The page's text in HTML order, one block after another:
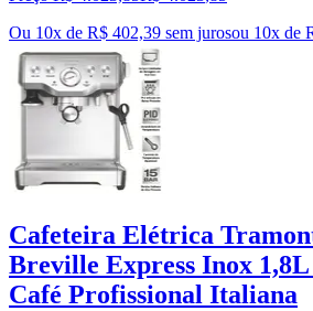
Ou 10x de R$ 402,39 sem jurosou 10x de
Cafeteira Elétrica
Breville Express Inox
Café Profissional Italiana